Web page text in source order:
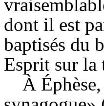
dont il est
baptisés du
Esprit sur la
À